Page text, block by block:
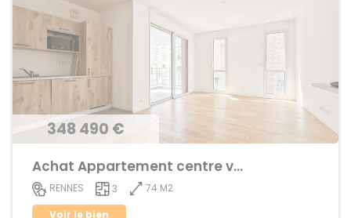
348 490 €
Achat Appartement centre ville
RENNES 3
74 M2
Voir le bien